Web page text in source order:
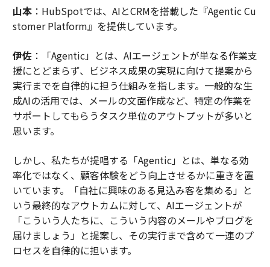
山本：HubSpotでは、AIとCRMを搭載した『Agentic Cu
stomer Platform』を提供しています。
伊佐：「Agentic」とは、AIエージェントが単なる作業支
援にとどまらず、ビジネス成果の実現に向けて提案から
実行までを自律的に担う仕組みを指します。一般的な生
成AIの活用では、メールの文面作成など、特定の作業を
サポートしてもらうタスク単位のアウトプットが多いと
思います。
しかし、私たちが提唱する「Agentic」とは、単なる効
率化ではなく、顧客体験をどう向上させるかに重きを置
いています。「自社に興味のある見込み客を集める」と
いう最終的なアウトカムに対して、AIエージェントが
「こういう人たちに、こういう内容のメールやブログを
届けましょう」と提案し、その実行まで含めて一連のプ
ロセスを自律的に担います。